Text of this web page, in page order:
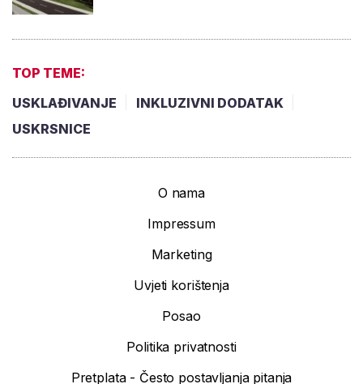
TOP TEME:
USKLAĐIVANJE
INKLUZIVNI DODATAK
USKRSNICE
O nama
Impressum
Marketing
Uvjeti korištenja
Posao
Politika privatnosti
Pretplata - Često postavljanja pitanja